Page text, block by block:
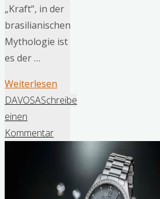
„Kraft“, in der
brasilianischen
Mythologie ist
es der …
Weiterlesen
führt
DAVOSASchreibe
einen
Kommentar